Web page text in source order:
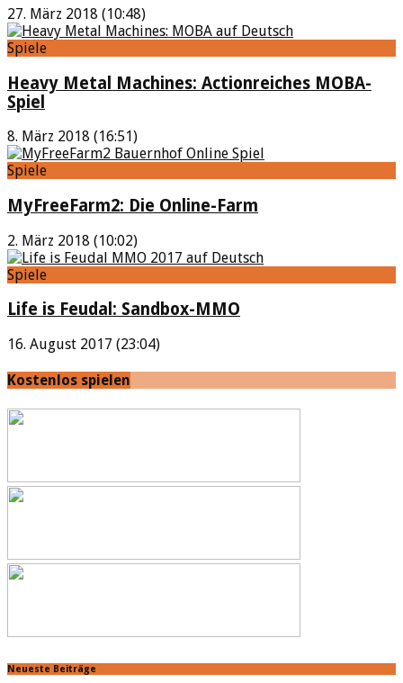
27. März 2018 (10:48)
Spiele
Heavy Metal Machines: Actionreiches MOBA-
Spiel
8. März 2018 (16:51)
Spiele
MyFreeFarm2: Die Online-Farm
2. März 2018 (10:02)
Spiele
Life is Feudal: Sandbox-MMO
16. August 2017 (23:04)
Kostenlos spielen
Neueste Beiträge